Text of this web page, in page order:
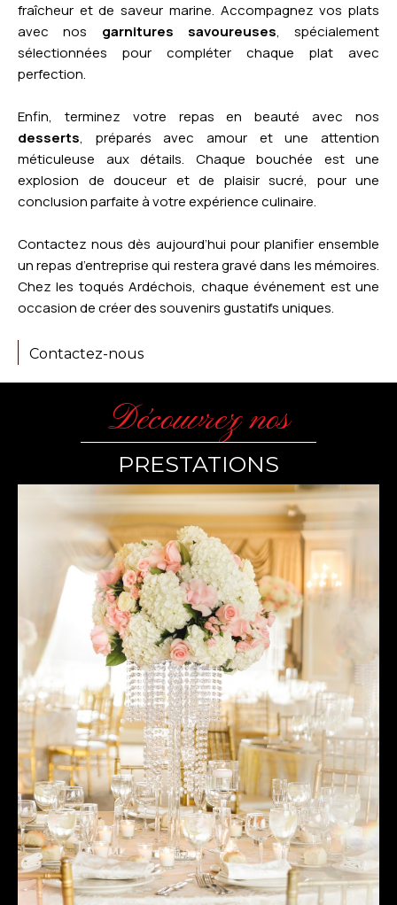
fraîcheur et de saveur marine. Accompagnez vos plats
avec nos garnitures savoureuses, spécialement
sélectionnées pour compléter chaque plat avec
perfection.
Enfin, terminez votre repas en beauté avec nos
desserts, préparés avec amour et une attention
méticuleuse aux détails. Chaque bouchée est une
explosion de douceur et de plaisir sucré, pour une
conclusion parfaite à votre expérience culinaire.
Contactez nous dès aujourd’hui pour planifier ensemble
un repas d’entreprise qui restera gravé dans les mémoires.
Chez les toqués Ardéchois, chaque événement est une
occasion de créer des souvenirs gustatifs uniques.
Contactez-nous
Découvrez nos
PRESTATIONS